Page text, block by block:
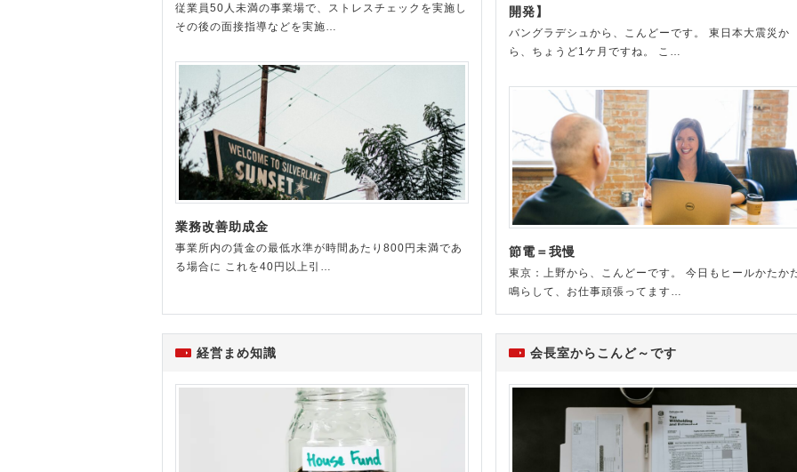
従業員50人未満の事業場で、ストレスチェックを実施し
その後の面接指導などを実施…
業務改善助成金
事業所内の賃金の最低水準が時間あたり800円未満であ
る場合に これを40円以上引…
開発】
バングラデシュから、こんどーです。 東日本大震災か
ら、ちょうど1ケ月ですね。 こ…
節電＝我慢
東京：上野から、こんどーです。 今日もヒールかたか
鳴らして、お仕事頑張ってます…
経営まめ知識 会長室からこんど～です